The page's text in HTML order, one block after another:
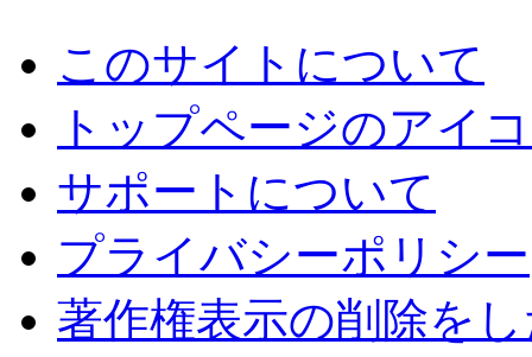
このサイトについて
トップページのアイ
サポートについて
プライバシーポリシー
著作権表示の削除を